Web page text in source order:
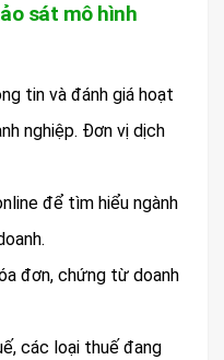
sát mô hình
tin và đánh giá hoạt
nghiệp. Đơn vị dịch
để tìm hiểu ngành
đơn, chứng từ doanh
các loại thuế đang